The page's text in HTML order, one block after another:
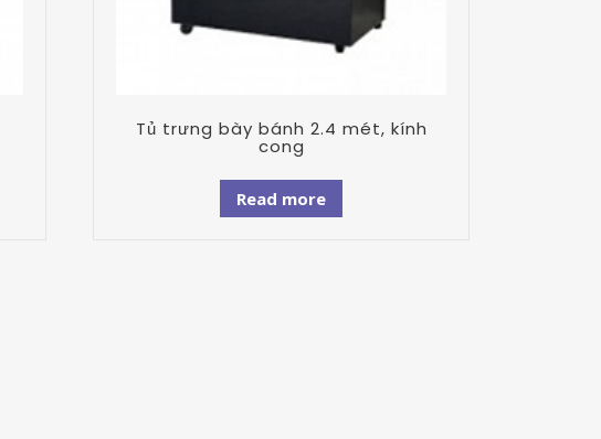
Tủ trưng bày bánh 2.4 mét, kính
cong
Read more